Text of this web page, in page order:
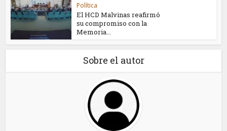
Política
El HCD Malvinas reafirmó
su compromiso con la
Memoria...
Sobre el autor